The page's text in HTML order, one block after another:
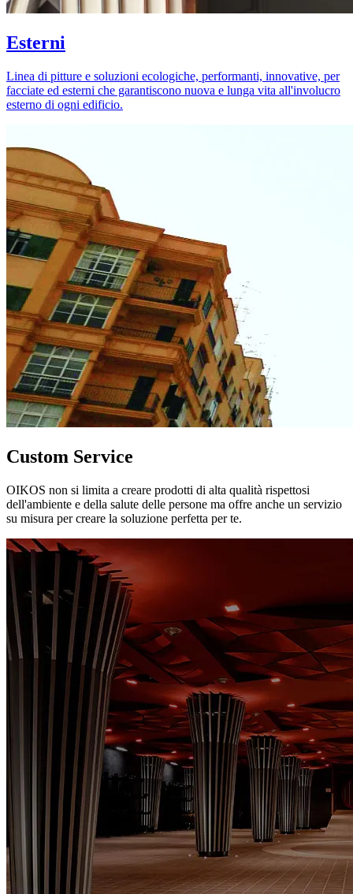
Esterni
Linea di pitture e soluzioni ecologiche, performanti, innovative, per
facciate ed esterni che garantiscono nuova e lunga vita all'involucro
esterno di ogni edificio.
Custom Service
OIKOS non si limita a creare prodotti di alta qualità rispettosi
dell'ambiente e della salute delle persone ma offre anche un servizio
su misura per creare la soluzione perfetta per te.